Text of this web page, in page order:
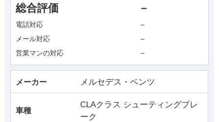
総合評価 －
電話対応 －
メール対応 －
営業マンの対応 －
メーカー メルセデス・ベンツ
車種
CLAクラス シューティングブレ
ーク